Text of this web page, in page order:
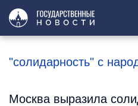
"солидарность" с
Москва выразила